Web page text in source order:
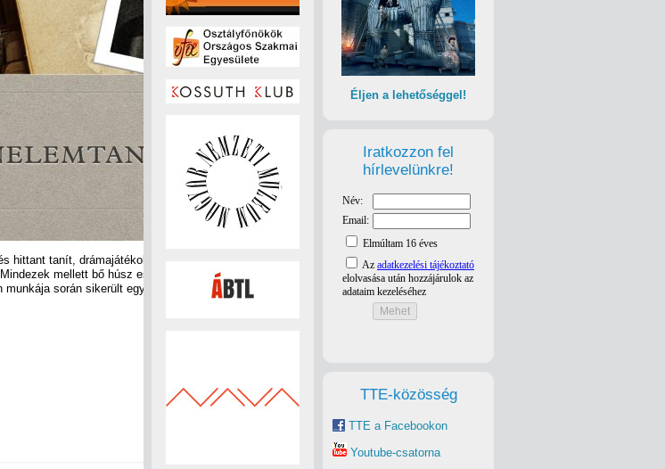
hittant tanít, drámajátékokat szervez a diákok számára. Rendszeresen tart ismeretterjesztő előadásokat,
mellett bő húsz esztendeje az iskolai diákönkormányzatok működésével foglalkozik.
során sikerült egy olyan rendszert kidolgoznia, ami tartalommal tudta megtölteni a sok helyen
Éljen a lehetőséggel!
Iratkozzon fel
hírlevelünkre!
TTE-közösség
TTE a Facebookon
Youtube-csatorna